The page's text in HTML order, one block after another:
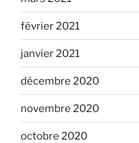
février 2021
janvier 2021
décembre 2020
novembre 2020
octobre 2020